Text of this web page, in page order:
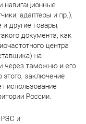
навигационные
адаптеры и пр.),
другие товары,
документа, как
центра
на
через таможню и его
заключение
использование
России.
РЭС и